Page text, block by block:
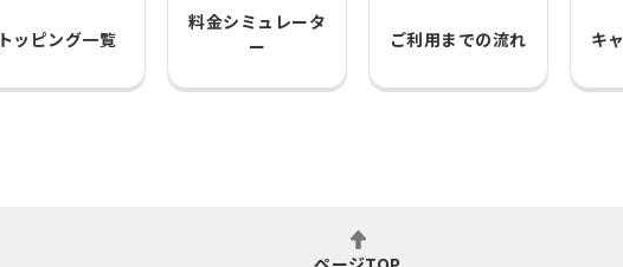
トッピング一覧
料金シミュレータ
ー
ご利用までの流れ キ